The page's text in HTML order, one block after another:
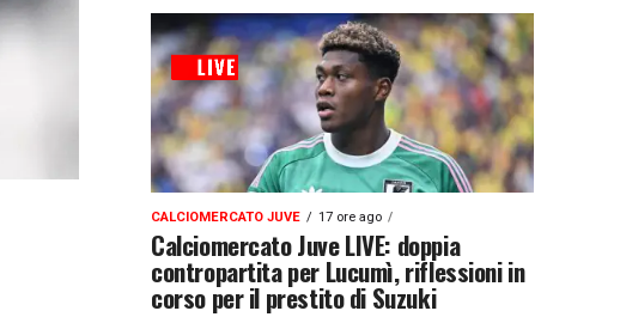
CALCIOMERCATO JUVE 17 ore ago
Calciomercato Juve LIVE: doppia
contropartita per Lucumì, riflessioni in
corso per il prestito di Suzuki